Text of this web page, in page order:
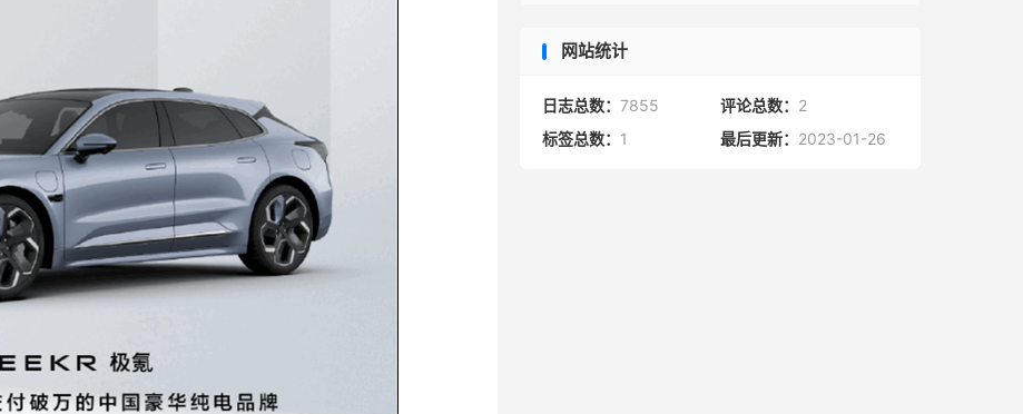
网站统计
日志总数： 7855 评论总数： 2
标签总数： 1 最后更新： 2023-01-26